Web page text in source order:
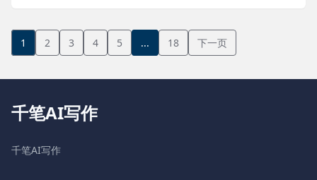
千笔AI写作
千笔AI写作